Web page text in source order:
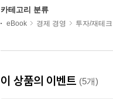
카테고리 분류
eBook 경제 경영 투자/재테크
이 상품의 이벤트 (5개)